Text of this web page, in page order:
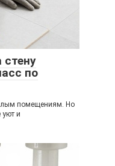
стену
по
помещениям. Но
и